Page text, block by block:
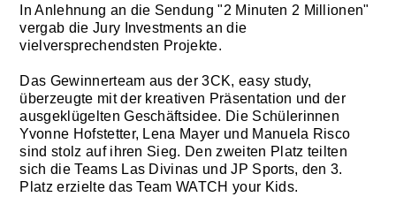
In Anlehnung an die Sendung "2 Minuten 2 Millionen"
vergab die Jury Investments an die
vielversprechendsten Projekte.
Das Gewinnerteam aus der 3CK, easy study,
überzeugte mit der kreativen Präsentation und der
ausgeklügelten Geschäftsidee. Die Schülerinnen
Yvonne Hofstetter, Lena Mayer und Manuela Risco
sind stolz auf ihren Sieg. Den zweiten Platz teilten
sich die Teams Las Divinas und JP Sports, den 3.
Platz erzielte das Team WATCH your Kids.